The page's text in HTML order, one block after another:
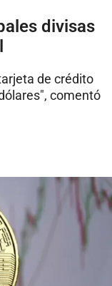
divisas
de crédito
comentó